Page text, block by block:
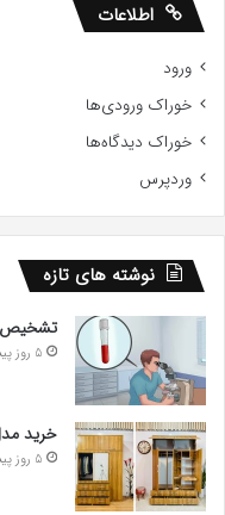
اطلاعات
ورود
خوراک ورودی‌ها
خوراک دیدگاه‌ها
وردپرس
نوشته های تازه
تشخیص
5 روز پیش
خرید
5 روز پیش